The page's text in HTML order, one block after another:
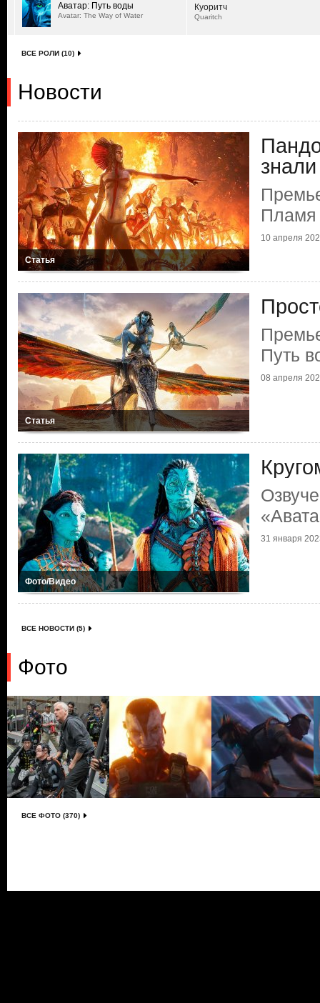
Аватар: Путь воды
Avatar: The Way of Water
Куоритч
Quaritch
ВСЕ РОЛИ (10)
Новости
Статья
знали
Пламя
10 апреля
Статья
Путь
08 апреля
Фото/Видео
31 января
ВСЕ НОВОСТИ (5)
Фото
ВСЕ ФОТО (370)